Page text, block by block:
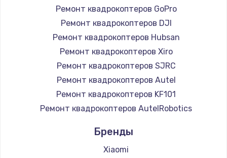
Ремонт квадрокоптеров GoPro
Ремонт квадрокоптеров DJI
Ремонт квадрокоптеров Hubsan
Ремонт квадрокоптеров Xiro
Ремонт квадрокоптеров SJRC
Ремонт квадрокоптеров Autel
Ремонт квадрокоптеров KF101
Ремонт квадрокоптеров AutelRobotics
Бренды
Xiaomi